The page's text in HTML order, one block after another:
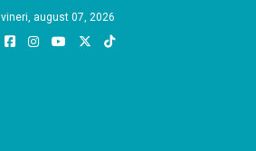
vineri, august 07, 2026